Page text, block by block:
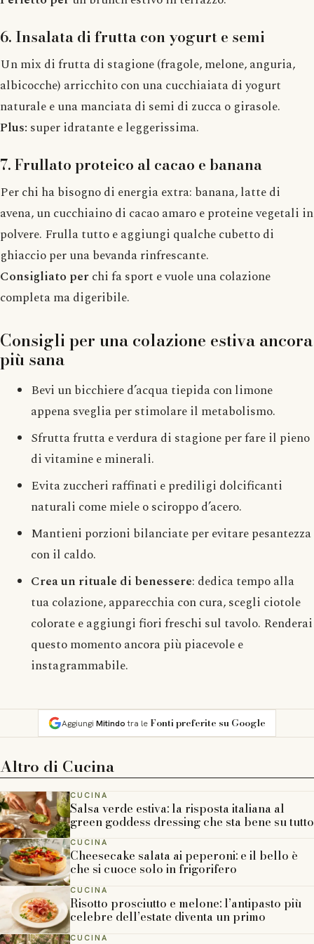
6. Insalata di frutta con yogurt e semi
Un mix di frutta di stagione (fragole, melone, anguria,
albicocche) arricchito con una cucchiaiata di yogurt
naturale e una manciata di semi di zucca o girasole.
Plus: super idratante e leggerissima.
7. Frullato proteico al cacao e banana
Per chi ha bisogno di energia extra: banana, latte di
avena, un cucchiaino di cacao amaro e proteine vegetali in
polvere. Frulla tutto e aggiungi qualche cubetto di
ghiaccio per una bevanda rinfrescante.
Consigliato perchi fa sport e vuole una colazione
completa ma digeribile.
Consigli per una colazione estiva ancora
più sana
Bevi un bicchiere d’acqua tiepida con limone
appena sveglia per stimolare il metabolismo.
Sfrutta frutta e verdura di stagione per fare il pieno
di vitamine e minerali.
Evita zuccheri raffinati e prediligi dolcificanti
naturali come miele o sciroppo d’acero.
Mantieni porzioni bilanciate per evitare pesantezza
con il caldo.
Crea un rituale di benessere: dedica tempo alla
tua colazione, apparecchia con cura, scegli ciotole
colorate e aggiungi fiori freschi sul tavolo. Renderai
questo momento ancora più piacevole e
instagrammabile.
Aggiungi Mitindotra le Fonti preferite su Google
Altro di Cucina
CUCINA
Salsa verde estiva: la risposta italiana al
green goddess dressing che sta bene su tutto
CUCINA
Cheesecake salata ai peperoni: e il bello è
che si cuoce solo in frigorifero
CUCINA
Risotto prosciutto e melone: l’antipasto più
celebre dell’estate diventa un primo
CUCINA